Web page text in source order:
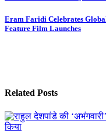
navigation
Eram Faridi Celebrates
Feature Film Launches
Related Posts